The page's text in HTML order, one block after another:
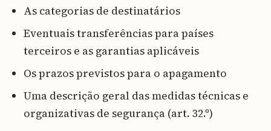
As categorias de destinatários
Eventuais transferências para países
terceiros e as garantias aplicáveis
Os prazos previstos para o apagamento
Uma descrição geral das medidas técnicas e
organizativas de segurança (art. 32.º)